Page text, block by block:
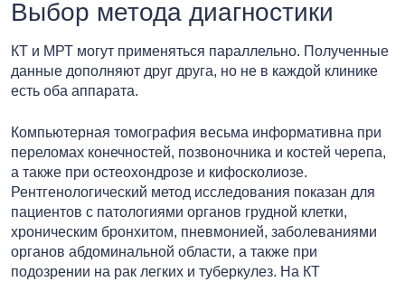
Выбор метода диагностики
КТ и МРТ могут применяться параллельно. Полученные
данные дополняют друг друга, но не в каждой клинике
есть оба аппарата.
Компьютерная томография весьма информативна при
переломах конечностей, позвоночника и костей черепа,
а также при остеохондрозе и кифосколиозе.
Рентгенологический метод исследования показан для
пациентов с патологиями органов грудной клетки,
хроническим бронхитом, пневмонией, заболеваниями
органов абдоминальной области, а также при
подозрении на рак легких и туберкулез. На КТ